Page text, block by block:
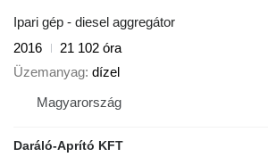
Ipari gép - diesel aggregátor
2016
21 102 óra
Üzemanyag dízel
Magyarország
Daráló-Aprító KFT